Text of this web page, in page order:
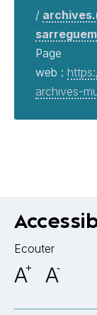
/
Page
web :
archives-
Ecouter
A+ A-